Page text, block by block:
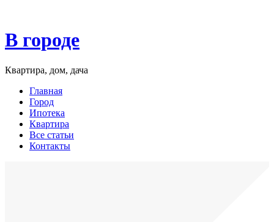
В городе
Квартира, дом, дача
Главная
Город
Ипотека
Квартира
Все статьи
Контакты